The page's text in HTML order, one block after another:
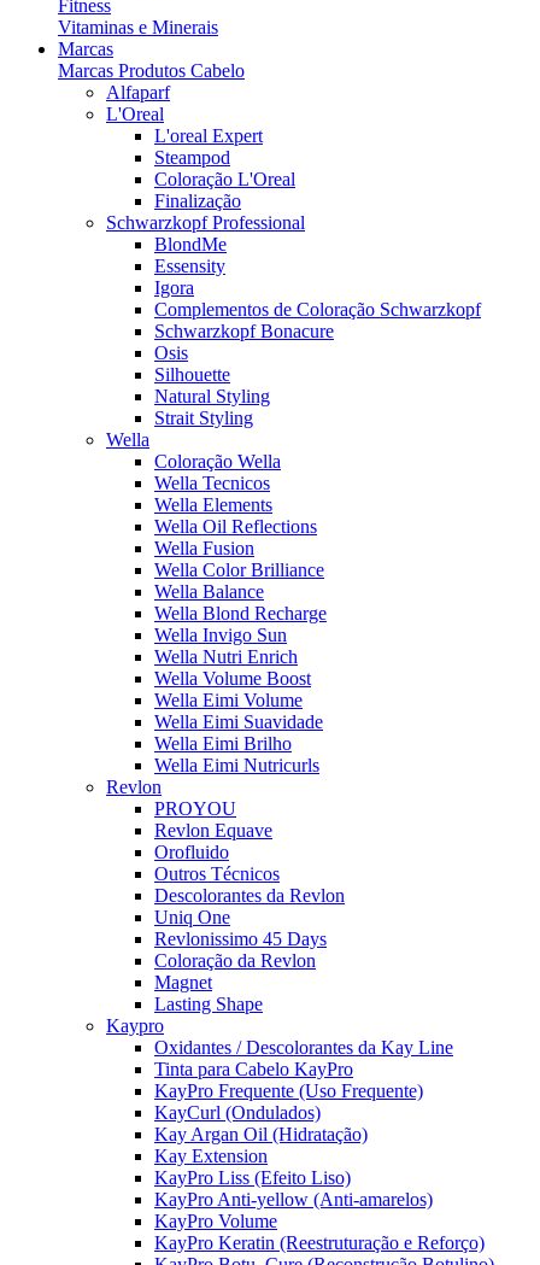
Fitness
Vitaminas e Minerais
Marcas
Marcas Produtos Cabelo
Alfaparf
L'Oreal
L'oreal Expert
Steampod
Coloração L'Oreal
Finalização
Schwarzkopf Professional
BlondMe
Essensity
Igora
Complementos de Coloração Schwarzkopf
Schwarzkopf Bonacure
Osis
Silhouette
Natural Styling
Strait Styling
Wella
Coloração Wella
Wella Tecnicos
Wella Elements
Wella Oil Reflections
Wella Fusion
Wella Color Brilliance
Wella Balance
Wella Blond Recharge
Wella Invigo Sun
Wella Nutri Enrich
Wella Volume Boost
Wella Eimi Volume
Wella Eimi Suavidade
Wella Eimi Brilho
Wella Eimi Nutricurls
Revlon
PROYOU
Revlon Equave
Orofluido
Outros Técnicos
Descolorantes da Revlon
Uniq One
Revlonissimo 45 Days
Coloração da Revlon
Magnet
Lasting Shape
Kaypro
Oxidantes / Descolorantes da Kay Line
Tinta para Cabelo KayPro
KayPro Frequente (Uso Frequente)
KayCurl (Ondulados)
Kay Argan Oil (Hidratação)
Kay Extension
KayPro Liss (Efeito Liso)
KayPro Anti-yellow (Anti-amarelos)
KayPro Volume
KayPro Keratin (Reestruturação e Reforço)